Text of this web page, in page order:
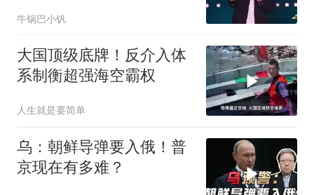
牛锅巴小钒
大国顶级底牌！反介入体
系制衡超强海空霸权
人生就是要简单
乌：朝鲜导弹要入俄！普
京现在有多难？